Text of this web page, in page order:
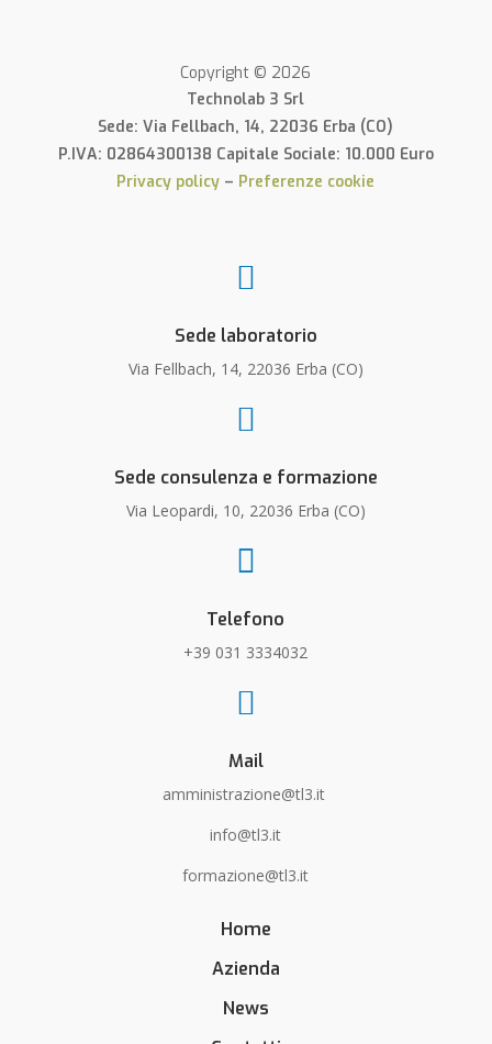
Copyright © 2026
Technolab 3 Srl
Sede: Via Fellbach, 14, 22036 Erba (CO)
P.IVA: 02864300138 Capitale Sociale: 10.000 Euro
Privacy policy – Preferenze cookie

Sede laboratorio
Via Fellbach, 14, 22036 Erba (CO)

Sede consulenza e formazione
Via Leopardi, 10, 22036 Erba (CO)

Telefono
+39 031 3334032

Mail
amministrazione@tl3.it
info@tl3.it
formazione@tl3.it
Home
Azienda
News